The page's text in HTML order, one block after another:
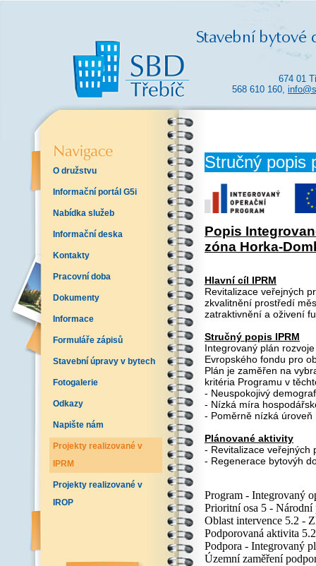
674 01
568 610 160,
O družstvu
Informační portál G5i
Nabídka služeb
Informační deska
Kontakty
Pracovní doba
Dokumenty
Informace
Formuláře zápisů
Stavební úpravy v bytech
Fotogalerie
Odkazy
Napište nám
Projekty realizované v
IPRM
Projekty realizované v
IROP
Stručný popis
Popis
zóna Horka-
Hlavní cíl IPRM
Revitalizace veřejných
zkvalitnění prostředí
zatraktivnění a oživení
Stručný popis IPRM
Integrovaný plán
Evropského fondu pro
Plán je zaměřen na
kritéria Programu v
- Neuspokojivý
- Nízká míra
- Poměrně nízká
Plánované aktivity
- Revitalizace veřejných
- Regenerace bytovýh
Program - Integrovaný
Prioritní osa 5 - Národní
Oblast intervence 5.2 -
Podporovaná aktivita
Podpora - Integrovaný
Územní zaměření